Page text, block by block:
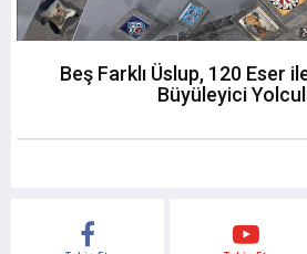
Beş Farklı Üslup, 120 Eser
Büyüleyici